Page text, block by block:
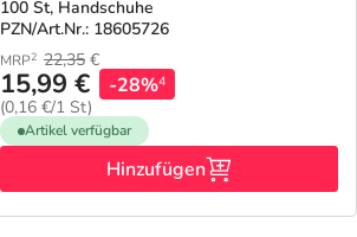
100 St, Handschuhe
PZN/Art.Nr.: 18605726
MRP2 22,35 €
15,99 €
(0,16 €/1 St)
-28%4
Artikel verfügbar
Hinzufügen